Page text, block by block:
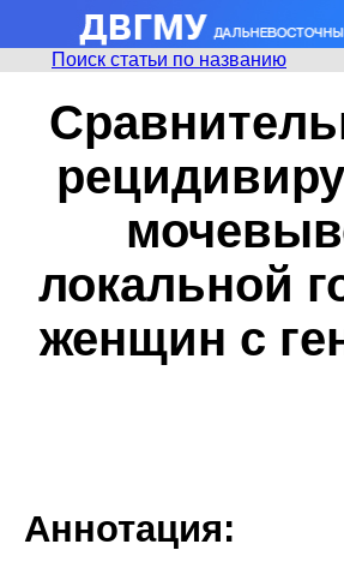
Поиск статьи по названию
локальной
женщин с
Аннотация: